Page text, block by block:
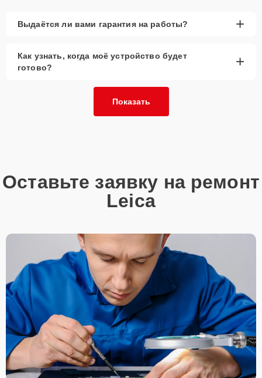
Выдаётся ли вами гарантия на работы? +
Как узнать, когда моё устройство будет
готово?
+
Показать
Оставьте заявку на ремонт
Leica